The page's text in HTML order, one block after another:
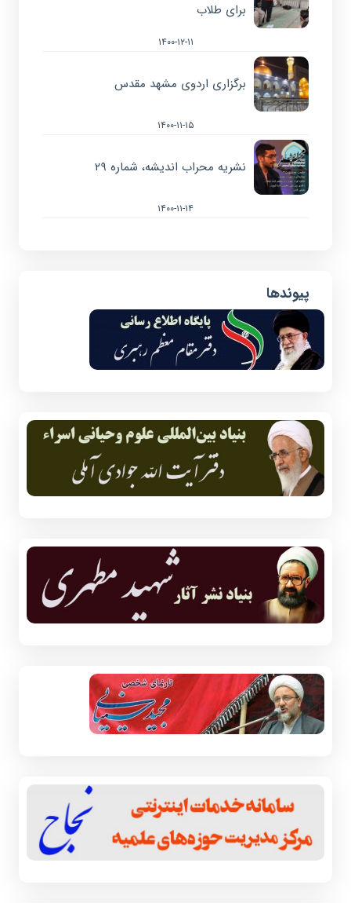
برای طلاب
۱۴۰۰-۱۲-۱۱
برگزاری اردوی مشهد مقدس
۱۴۰۰-۱۱-۱۵
نشریه محراب اندیشه، شماره ۲۹
۱۴۰۰-۱۱-۱۴
پیوندها